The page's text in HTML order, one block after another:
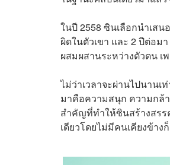
ในปี 2558 ซินเลือกนำเส
ผิดในตัวเขา และ 2 ปีต่อม
ผสมผสานระหว่างตัวตน เ
ไม่ว่าเวลาจะผ่านไปนานเ
มาคือความสนุก ความกล้า
สำคัญที่ทำให้ซินสร้างสรร
เดียวโดยไม่มีคนเคียงข้าง